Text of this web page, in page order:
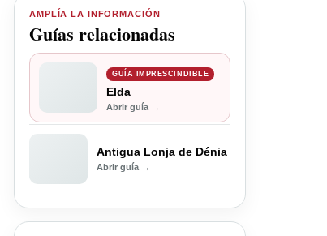
AMPLÍA LA INFORMACIÓN
Guías relacionadas
GUÍA IMPRESCINDIBLE
Elda
Abrir guía →
Antigua Lonja de Dénia
Abrir guía →